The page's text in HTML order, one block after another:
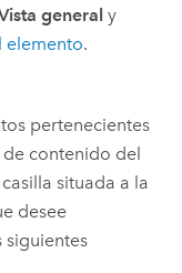
general y
elemento.
pertenecientes
contenido del
situada a la
desee
siguientes